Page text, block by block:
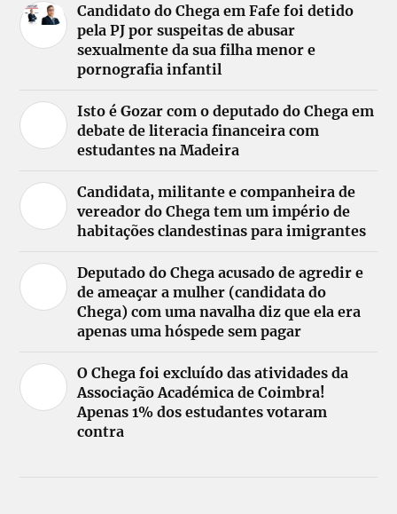
Candidato do Chega em Fafe foi detido
pela PJ por suspeitas de abusar
sexualmente da sua filha menor e
pornografia infantil
Isto é Gozar com o deputado do Chega em
debate de literacia financeira com
estudantes na Madeira
Candidata, militante e companheira de
vereador do Chega tem um império de
habitações clandestinas para imigrantes
Deputado do Chega acusado de agredir e
de ameaçar a mulher (candidata do
Chega) com uma navalha diz que ela era
apenas uma hóspede sem pagar
O Chega foi excluído das atividades da
Associação Académica de Coimbra!
Apenas 1% dos estudantes votaram
contra